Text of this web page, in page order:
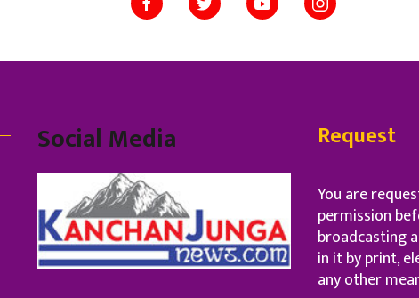
Social Media Request
You are
permission
broadcasting
in it by print,
any other